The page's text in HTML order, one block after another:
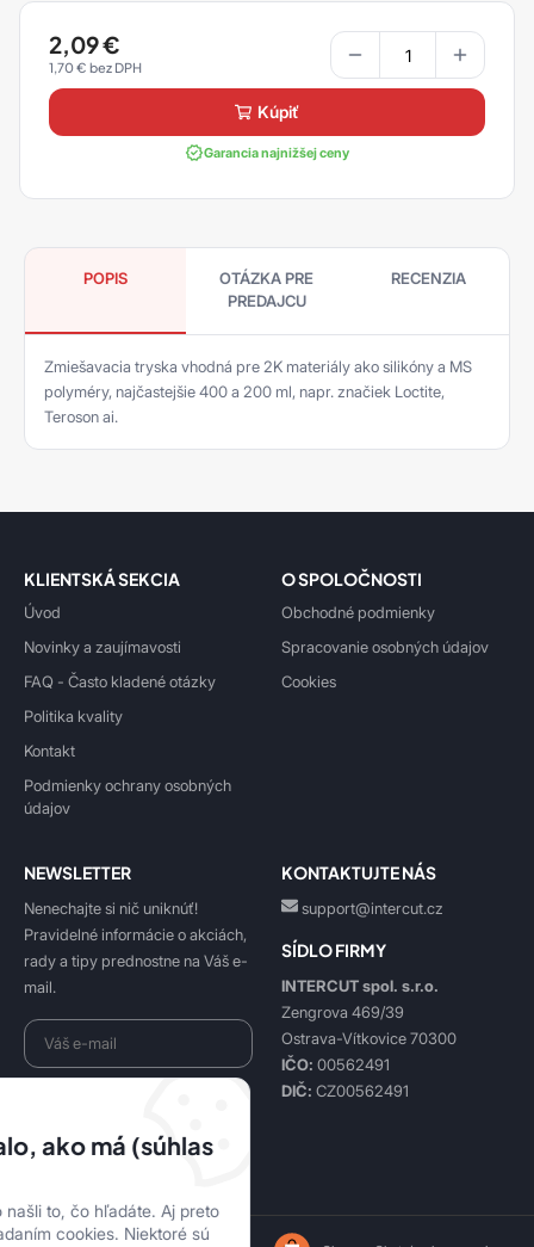
2,09€
1,70€
kúpiť
Garancia najnižšej ceny
POPIS
OTÁZKA PRE
PREDAJCU
RECENZIA
Zmiešavacia tryska vhodná pre 2K materiály ako silikóny a MS
polyméry, najčastejšie 400 a 200 ml, napr. značiek Loctite,
Teroson ai.
KLIENTSKÁ SEKCIA
Úvod
Novinky a zaujímavosti
FAQ - Často kladené otázky
Politika kvality
Kontakt
Podmienky ochrany osobných
údajov
O SPOLOČNOSTI
Obchodné podmienky
Spracovanie osobných údajov
Cookies
NEWSLETTER
Nenechajte si nič uniknúť!
Pravidelné informácie o akciách,
rady a tipy prednostne na Váš e-
mail.
Prihlásiť sa k odberu
KONTAKTUJTE NÁS
support@intercut.cz
SÍDLO FIRMY
INTERCUT spol. s.r.o.
Zengrova 469/39
Ostrava-Vítkovice 70300
IČO: 00562491
DIČ: CZ00562491
ako má (súhlas
to, čo hľadáte. Aj preto
cookies. Niektoré sú